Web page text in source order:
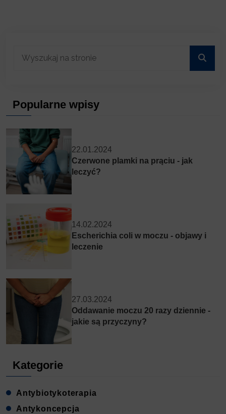
Popularne wpisy
22.01.2024
Czerwone plamki na prąciu - jak
leczyć?
14.02.2024
Escherichia coli w moczu - objawy i
leczenie
27.03.2024
Oddawanie moczu 20 razy dziennie -
jakie są przyczyny?
Kategorie
Antybiotykoterapia
Antykoncepcja